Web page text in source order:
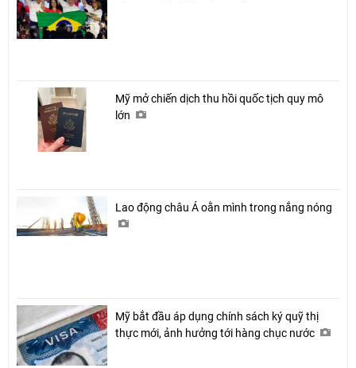
Mỹ mở chiến dịch thu hồi quốc tịch quy mô
lớn
Lao động châu Á oằn mình trong nắng nóng
Mỹ bắt đầu áp dụng chính sách ký quỹ thị
thực mới, ảnh hưởng tới hàng chục nước